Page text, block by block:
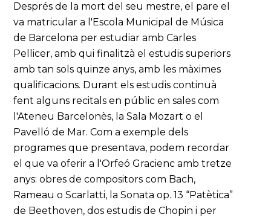
Després de la mort del seu mestre, el pare el
va matricular a l'Escola Municipal de Música
de Barcelona per estudiar amb Carles
Pellicer, amb qui finalitzà el estudis superiors
amb tan sols quinze anys, amb les màximes
qualificacions. Durant els estudis continuà
fent alguns recitals en públic en sales com
l'Ateneu Barcelonès, la Sala Mozart o el
Pavelló de Mar. Com a exemple dels
programes que presentava, podem recordar
el que va oferir a l'Orfeó Gracienc amb tretze
anys: obres de compositors com Bach,
Rameau o Scarlatti, la Sonata op. 13 “Patètica”
de Beethoven, dos estudis de Chopin i per